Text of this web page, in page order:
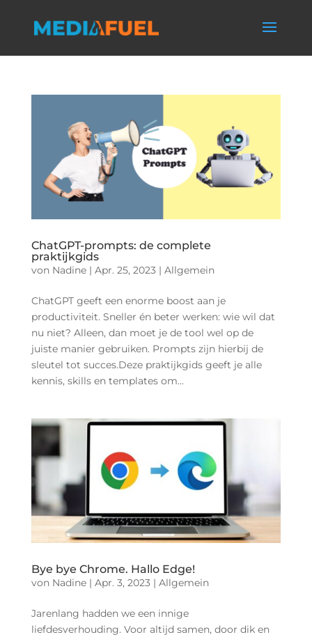
ChatGPT-prompts: de complete
praktijkgids
von Nadine| Apr. 25, 2023| Allgemein
ChatGPT geeft een enorme boost aan je
productiviteit. Sneller én beter werken: wie wil dat
nu niet? Alleen, dan moet je de tool wel op de
juiste manier gebruiken. Prompts zijn hierbij de
sleutel tot succes.Deze praktijkgids geeft je alle
kennis, skills en templates om...
Bye bye Chrome. Hallo Edge!
von Nadine| Apr. 3, 2023| Allgemein
Jarenlang hadden we een innige
liefdesverhouding. Voor altijd samen, door dik en